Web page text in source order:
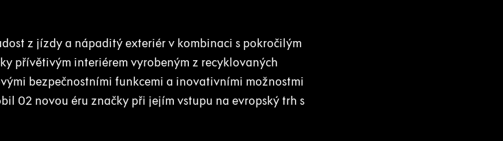
z jízdy a nápaditý exteriér v kombinaci s pokročilým
přívětivým interiérem vyrobeným z recyklovaných
bezpečnostními funkcemi a inovativními možnostmi
02 novou éru značky při jejím vstupu na evropský trh s